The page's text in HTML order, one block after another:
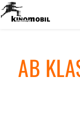
AB